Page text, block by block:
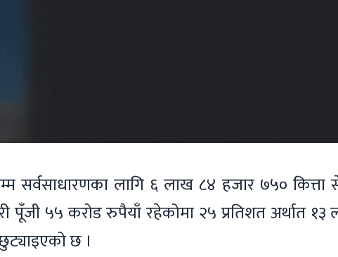
लागि ६ लाख ८४ हजार ७५० कित्ता
पूँजी ५५ करोड रुपैयाँ रहेकोमा २५ प्रतिशत अर्थात
छ ।